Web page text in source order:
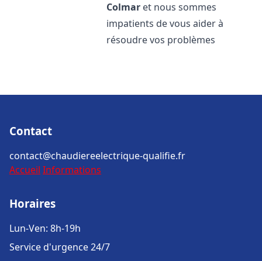
Colmar et nous sommes
impatients de vous aider à
résoudre vos problèmes
Contact
contact@chaudiereelectrique-qualifie.fr
Accueil Informations
Horaires
Lun-Ven: 8h-19h
Service d'urgence 24/7